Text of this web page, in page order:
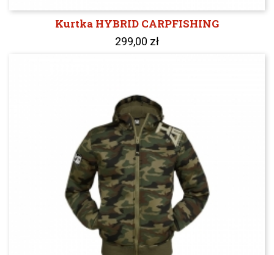
Kurtka HYBRID CARPFISHING
299,00 zł